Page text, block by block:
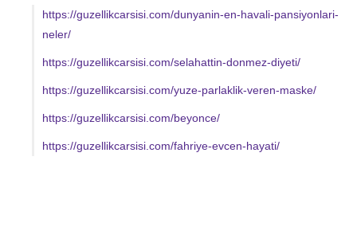
https://guzellikcarsisi.com/dunyanin-en-havali-pansiyonlari-
neler/
https://guzellikcarsisi.com/selahattin-donmez-diyeti/
https://guzellikcarsisi.com/yuze-parlaklik-veren-maske/
https://guzellikcarsisi.com/beyonce/
https://guzellikcarsisi.com/fahriye-evcen-hayati/